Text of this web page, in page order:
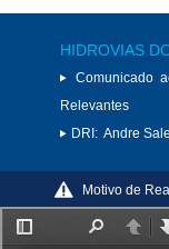
HIDROVIAS
Comunicado
Relevantes
DRI: Andre
Motivo de